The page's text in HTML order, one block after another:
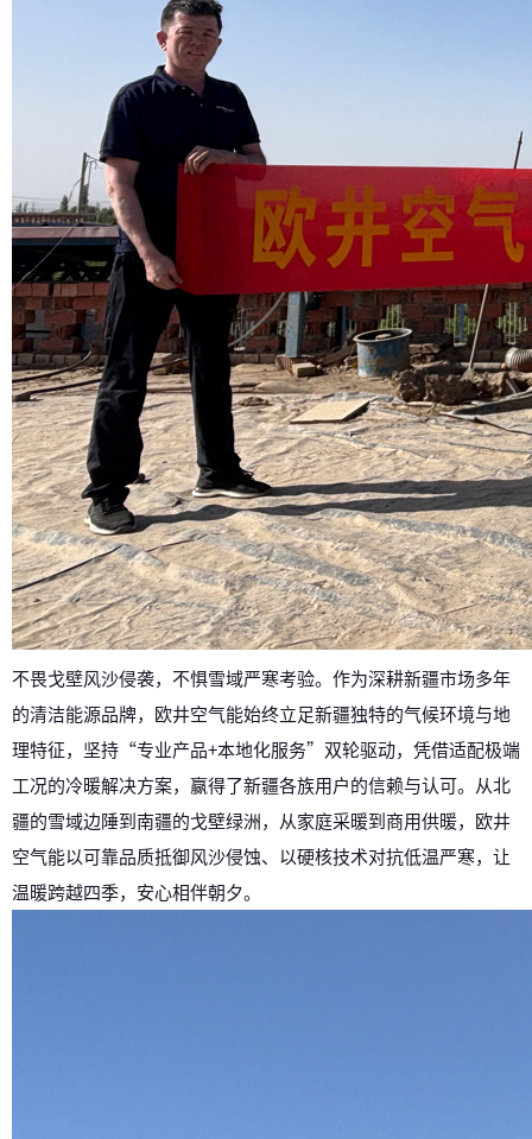
不畏戈壁风沙侵袭，不惧雪域严寒考验。作为深耕新疆市场多年
的清洁能源品牌，欧井空气能始终立足新疆独特的气候环境与地
理特征，坚持“专业产品+本地化服务”双轮驱动，凭借适配极端
工况的冷暖解决方案，赢得了新疆各族用户的信赖与认可。从北
疆的雪域边陲到南疆的戈壁绿洲，从家庭采暖到商用供暖，欧井
空气能以可靠品质抵御风沙侵蚀、以硬核技术对抗低温严寒，让
温暖跨越四季，安心相伴朝夕。